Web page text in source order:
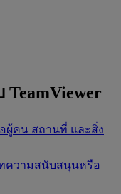
ผู้คน สถานที่ และสิ่ง
ความสนับสนุนหรือ